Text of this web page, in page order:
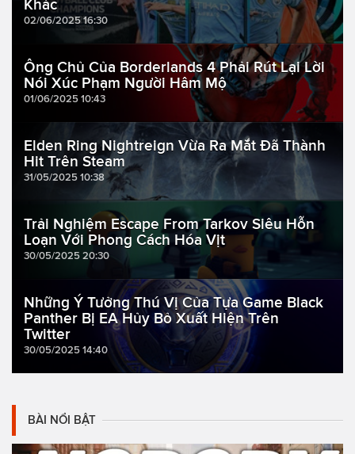
Khác
02/06/2025 16:30
Ông Chủ Của Borderlands 4 Phải Rút Lại Lời
Nói Xúc Phạm Người Hâm Mộ
01/06/2025 10:43
Elden Ring Nightreign Vừa Ra Mắt Đã Thành
Hit Trên Steam
31/05/2025 10:38
Trải Nghiệm Escape From Tarkov Siêu Hỗn
Loạn Với Phong Cách Hóa Vịt
30/05/2025 20:30
Những Ý Tưởng Thú Vị Của Tựa Game Black
Panther Bị EA Hủy Bỏ Xuất Hiện Trên
Twitter
30/05/2025 14:40
BÀI NỔI BẬT